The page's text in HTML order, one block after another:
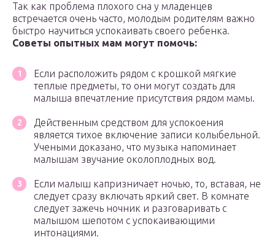
Так как проблема плохого сна у младенцев
встречается очень часто, молодым родителям важно
быстро научиться успокаивать своего ребенка.
Советы опытных мам могут помочь:
Если расположить рядом с крошкой мягкие
теплые предметы, то они могут создать для
малыша впечатление присутствия рядом мамы.
Действенным средством для успокоения
является тихое включение записи колыбельной.
Учеными доказано, что музыка напоминает
малышам звучание околоплодных вод.
Если малыш капризничает ночью, то, вставая, не
следует сразу включать яркий свет. В комнате
следует зажечь ночник и разговаривать с
малышом шепотом с успокаивающими
интонациями.